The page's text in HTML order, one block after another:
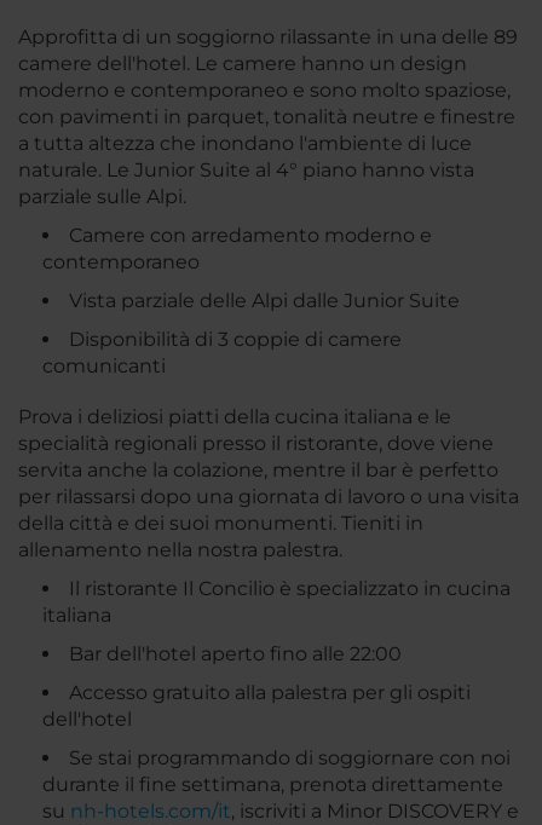
Approfitta di un soggiorno rilassante in una delle 89
camere dell'hotel. Le camere hanno un design
moderno e contemporaneo e sono molto spaziose,
con pavimenti in parquet, tonalità neutre e finestre
a tutta altezza che inondano l'ambiente di luce
naturale. Le Junior Suite al 4° piano hanno vista
parziale sulle Alpi.
Camere con arredamento moderno e
contemporaneo
Vista parziale delle Alpi dalle Junior Suite
Disponibilità di 3 coppie di camere
comunicanti
Prova i deliziosi piatti della cucina italiana e le
specialità regionali presso il ristorante, dove viene
servita anche la colazione, mentre il bar è perfetto
per rilassarsi dopo una giornata di lavoro o una visita
della città e dei suoi monumenti. Tieniti in
allenamento nella nostra palestra.
Il ristorante Il Concilio è specializzato in cucina
italiana
Bar dell'hotel aperto fino alle 22:00
Accesso gratuito alla palestra per gli ospiti
dell'hotel
Se stai programmando di soggiornare con noi
durante il fine settimana, prenota direttamente
su nh-hotels.com/it, iscriviti a Minor DISCOVERY e